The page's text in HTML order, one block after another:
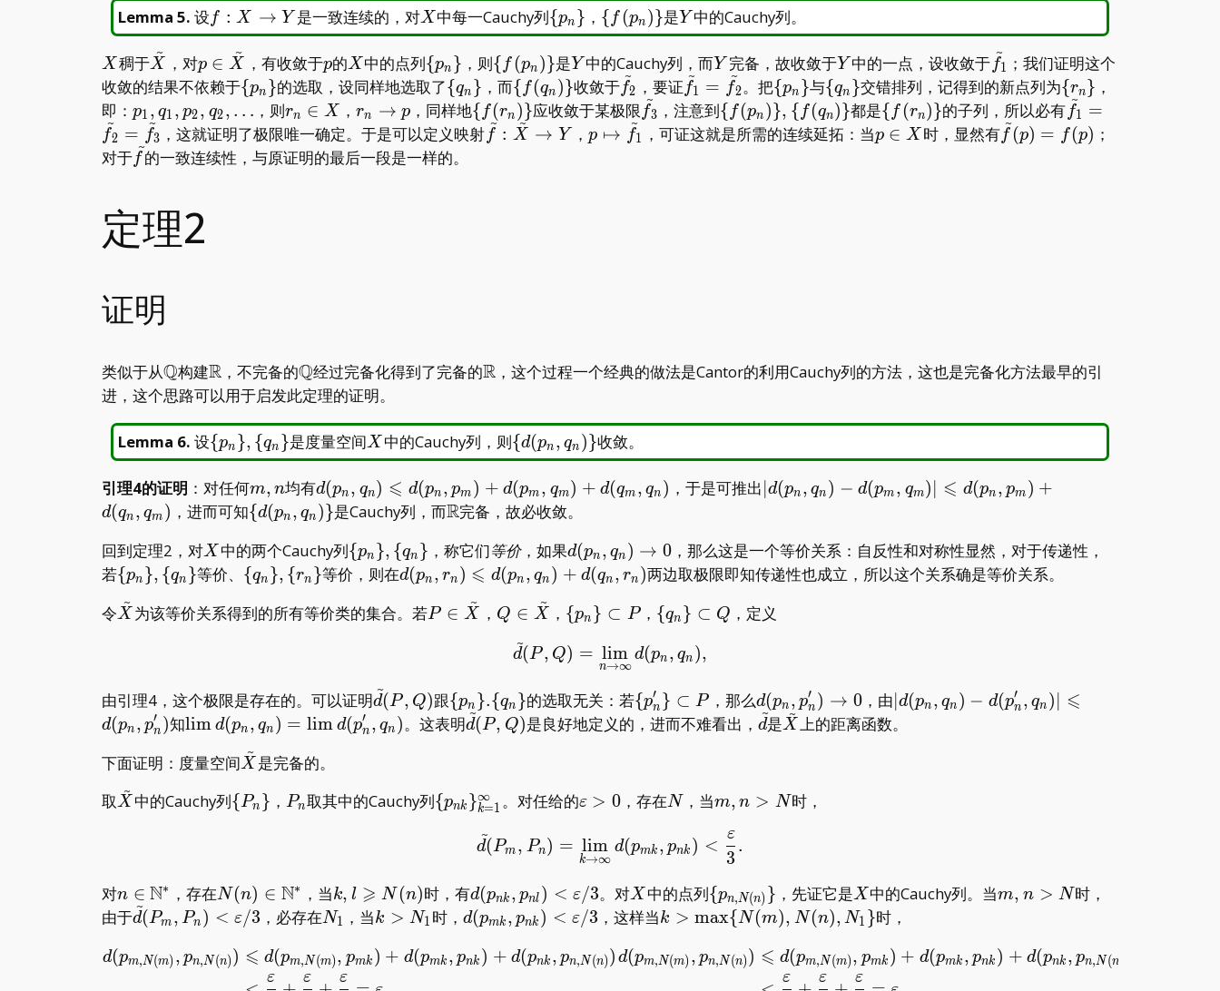
Lemma 5. 设f:X\to
Y
f : X → Y 是一致连续的，对X
X 中每一Cauchy列\
{p_n\}
{pn } ， \
{f(p_n)\}
{ f (pn )}是Y
Y 中的Cauchy列。
X
X 稠于\tilde
X
X
~ ，对p\in
\tilde
X
p ∈ X
~ ，有收敛于p
p的X
X 中的点列\
{p_n\}
{pn } ，则\
{f(p_n)\}
{ f (pn )}是Y
Y 中的Cauchy列，而Y
Y 完备，故收敛于Y
Y 中的一点，设收敛于\tilde
f_1
f
~
1 ；我们证明这个
收敛的结果不依赖于\
{p_n\}
{pn }的选取，设同样地选取了\
{q_n\}
{qn } ，而\
{f(q_n)\}
{ f (qn )}收敛于\tilde
f_2
f
~
2 ，要证\tilde
f_1=\tilde
f_2
f
~
1 = f
~
2。把\
{p_n\}
{pn }与\
{q_n\}
{qn }交错排列，记得到的新点列为\
{r_n\}
{rn} ，
即： p_1,q_1,p_2,q_2,\dots
p1 , q1 , p2, q2, … ，则r_n\in
X
rn ∈ X ，r_n\to
p
rn → p ，同样地\
{f(r_n)\}
{ f(rn )}应收敛于某极限 \tilde
f_3
f
~
3 ，注意到\
{f(p_n)\},\
{ f (pn )}, { f (qn)}都是\
{f(r_n)\}
{ f (rn)}的子列，所以必有\tilde
f_1=\tilde
f
~
1 =
f
~
2 = f
~
3 ，这就证明了极限唯一确定。于是可以定义映射\tilde
f
~
: X
~
→ Y ，p\mapsto\tilde
p ↦ f
~
1 ，可证这就是所需的连续延拓：当p\in
p ∈ X 时，显然有\tilde
f
~
(p) = f (p) ；
对于\tilde
f
~的一致连续性，与原证明的最后一段是一样的。
定理2
证明
类似于从\mathbb
Q
Q构建\mathbb
R
R ，不完备的\mathbb
Q
Q经过完备化得到了完备的\mathbb
R ，这个过程一个经典的做法是Cantor的利用Cauchy列的方法，这也是完备化方法最早的引
进，这个思路可以用于启发此定理的证明。
Lemma 6. 设\
{p_n\},\
{q_n\}
{pn }, {qn }是度量空间X
X 中的Cauchy列，则\
{d(p_n,q_n)\}
{d(pn , qn )}收敛。
引理4的证明 ：对任何m,n
m, n均有d(p_n,q_n)\leqslant
d(p_n,p_m)+d(p_m,q_m)+d(q_m,q_n)
d(pn , qn) ⩽ d(pn , pm ) + d(pm , qm) + d(qm , qn ) ，于是可推出|d(p_n,q_n)-
∣d(pn , qn ) − d(pm , qm) ⩽ d(pn , pm ) +
d(qn , qm ) ，进而可知\
{d(pn , qn )}是Cauchy列，而\mathbb
R完备，故必收敛。
回到定理2，对X
X 中的两个Cauchy列\
{p_n\},\
{pn }, {qn } ，称它们等价，如果d(p_n,q_n)\to0
d(pn , qn ) → 0 ，那么这是一个等价关系：自反性和对称性显然，对于传递性，
若\
{q_n\}
{pn }, {qn }等价、 \
{r_n\}
{qn }, {rn }等价，则在d(p_n,r_n)\leqslant
d(pn , rn ) ⩽ d(pn , qn ) + d(qn , rn )两边取极限即知传递性也成立，所以这个关系确是等价关系。
令\tilde
X
~为该等价关系得到的所有等价类的集合。若P\in\tilde
P ∈ X
~ ， Q\in\tilde
Q ∈ X
~ ， \
P
{pn } ⊂ P ， \
Q
{qn } ⊂ Q ，定义
\tilde{d}(P,Q)=\lim_{n\to\infty}d(p_n,q_n),
d
~
(P , Q) =
n→∞
lim d(pn , qn ),
由引理4，这个极限是存在的。可以证明\tilde{d}
(P,Q)
d
~
( P , Q)跟\
{p_n\}.\
{pn }.{qn }的选取无关：若\{p^\prime
_n\}\subset
{pn
′ } ⊂ P ，那么d(p_n,p_n^\prime
)\to0
d(pn , pn
′ ) → 0，由|d(p_n,q_n)-
d(pn , qn ) − d(pn
′ , qn ) ⩽
d(pn , pn
′ )知\lim
d(p_n^\prime
lim d(pn , qn ) = lim d(pn
′ , qn )。这表明\tilde{d}
d
~
( P, Q)是良好地定义的，进而不难看出， \tilde{d}
d
~是\tilde
X
~上的距离函数。
下面证明：度量空间\tilde
X
~是完备的。
取\tilde
X
~中的Cauchy列\
{Pn } ， P_n
Pn取其中的Cauchy列\
{pnk }k=1
∞ 。对任给的\varepsilon>0
ε > 0，存在N
N ，当m,n>N
m, n > N时，
d
~
(Pm , Pn) =
k→∞
lim d(pmk , pnk ) <
3
ε
.
对n\in\mathbb
N^\ast
n ∈ N∗ ，存在N(n)\in\mathbb
N^\ast
N (n) ∈ N∗ ，当k,l\geqslant
N(n)
k, l ⩾ N (n)时，有d(p_{nk},p_{nl})
<\varepsilon/3
d(pnk , pnl ) < ε/3。对X
X 中的点列\
{p_{n,N(n)}\}
{pn,N(n) } ，先证它是X
X 中的Cauchy列。当m,n>N
m, n > N时，
由于\tilde{d}
<\varepsilon/3
d
~
(Pm , Pn ) < ε/3 ，必存在N_1
N1 ，当k>N_1
k > N1 时， d(p_{mk},p_{nk})
d(pmk , pnk ) < ε/3 ，这样当k>\max\
k > max{N (m), N(n), N1 }时，
\begin{aligned} d(p_{m,N(m)},p_{n,N(n)})&\leqslant
d(pm,N(m) , pn,N(n)) ⩽ d(pm,N(m), pmk ) + d(pmk , pnk ) + d(pnk , pn,N (n))
ε ε ε
d(pm,N(m) , pn,N(n)) ⩽ d(pm,N(m), pmk ) + d(pmk , pnk ) + d(pnk , pn,N (n
ε ε ε